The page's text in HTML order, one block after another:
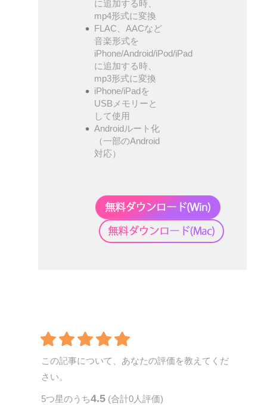
に追加する時、
mp4形式に変換
FLAC、AACなど
音楽形式を
iPhone/Android/iPod/iPad
に追加する時、
mp3形式に変換
iPhone/iPadを
USBメモリーと
して使用
Androidルート化
（一部のAndroid
対応）
この記事について、あなたの評価を教えてくだ
さい。
5つ星のうち4.5 (合計0 人評価)